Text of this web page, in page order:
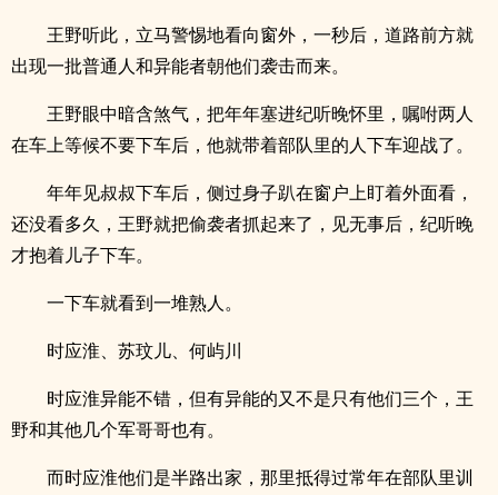
王野听此，立马警惕地看向窗外，一秒后，道路前方就
出现一批普通人和异能者朝他们袭击而来。
王野眼中暗含煞气，把年年塞进纪听晚怀里，嘱咐两人
在车上等候不要下车后，他就带着部队里的人下车迎战了。
年年见叔叔下车后，侧过身子趴在窗户上盯着外面看，
还没看多久，王野就把偷袭者抓起来了，见无事后，纪听晚
才抱着儿子下车。
一下车就看到一堆熟人。
时应淮、苏玟儿、何屿川
时应淮异能不错，但有异能的又不是只有他们三个，王
野和其他几个军哥哥也有。
而时应淮他们是半路出家，那里抵得过常年在部队里训